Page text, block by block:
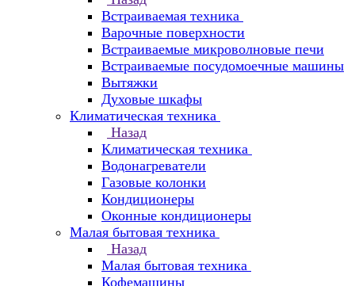
Встраиваемая техника
Варочные поверхности
Встраиваемые микроволновые печи
Встраиваемые посудомоечные машины
Вытяжки
Духовые шкафы
Климатическая техника
Назад
Климатическая техника
Водонагреватели
Газовые колонки
Кондиционеры
Оконные кондиционеры
Малая бытовая техника
Назад
Малая бытовая техника
Кофемашины